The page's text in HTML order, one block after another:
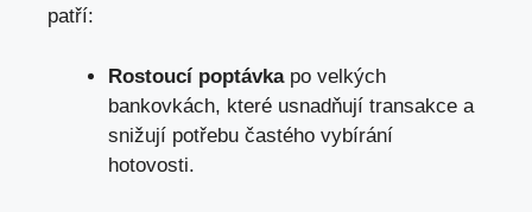
patří:
Rostoucí poptávkapo velkých
bankovkách, které usnadňují transakce a
snižují potřebu častého vybírání
hotovosti.